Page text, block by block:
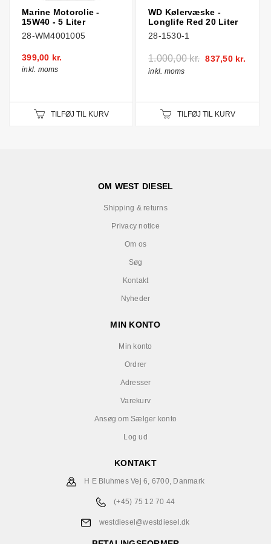
Marine Motorolie -
15W40 - 5 Liter
28-WM4001005
399,00 kr.
inkl. moms
TILFØJ TIL KURV
WD Kølervæske -
Longlife Red 20 Liter
28-1530-1
1.000,00 kr. 837,50 kr.
inkl. moms
TILFØJ TIL KURV
OM WEST DIESEL
Shipping & returns
Privacy notice
Om os
Søg
Kontakt
Nyheder
MIN KONTO
Min konto
Ordrer
Adresser
Varekurv
Ansøg om Sælger konto
Log ud
KONTAKT
H E Bluhmes Vej 6, 6700, Danmark
(+45) 75 12 70 44
westdiesel@westdiesel.dk